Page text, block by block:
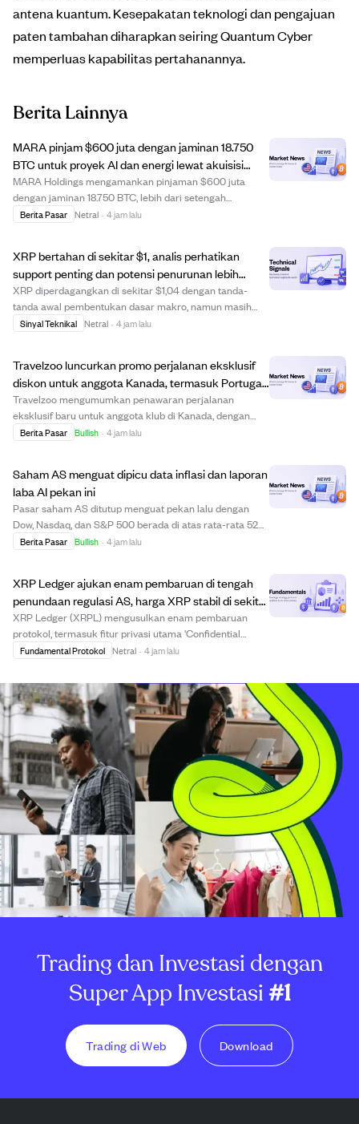
antena kuantum. Kesepakatan teknologi dan pengajuan
paten tambahan diharapkan seiring Quantum Cyber
memperluas kapabilitas pertahanannya.
Berita Lainnya
MARA pinjam $600 juta dengan jaminan 18.750
BTC untuk proyek AI dan energi lewat akuisisi
pembangkit listrik
MARA Holdings mengamankan pinjaman $600 juta
dengan jaminan 18.750 BTC, lebih dari setengah
cadangan Bitcoin mereka, untuk mendanai pembelian
fa...
Berita Pasar Netral · 4 jam lalu
XRP bertahan di sekitar $1, analis perhatikan
support penting dan potensi penurunan lebih
lanjut.
XRP diperdagangkan di sekitar $1,04 dengan tanda-
tanda awal pembentukan dasar makro, namun masih
menghadapi uji support penting di $1,00. Analis EGRAG
Sinyal Teknikal Netral · 4 jam lalu
Travelzoo luncurkan promo perjalanan eksklusif
diskon untuk anggota Kanada, termasuk Portugal
dan Maladewa
Travelzoo mengumumkan penawaran perjalanan
eksklusif baru untuk anggota klub di Kanada, dengan
paket diskon ke destinasi seperti Portugal, Maladewa,
Berita Pasar Bullish · 4 jam lalu
Saham AS menguat dipicu data inflasi dan laporan
laba AI pekan ini
Pasar saham AS ditutup menguat pekan lalu dengan
Dow, Nasdaq, dan S&P 500 berada di atas rata-rata 52
minggu yang naik. Investor menantikan laporan inflasi
Berita Pasar Bullish · 4 jam lalu
XRP Ledger ajukan enam pembaruan di tengah
penundaan regulasi AS, harga XRP stabil di sekitar
$1.
XRP Ledger (XRPL) mengusulkan enam pembaruan
protokol, termasuk fitur privasi utama 'Confidential
Transfers' untuk pengguna institusional. Pembaruan ini
minggu agar aktif, dan pemungutan suara sedang be...
Fundamental Protokol Netral · 4 jam lalu
Trading dan Investasi dengan
Super App Investasi#1
Trading di Web Download